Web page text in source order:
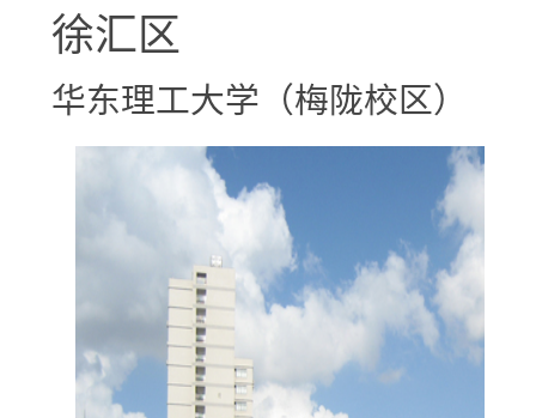
徐汇区
华东理工大学（梅陇校区）